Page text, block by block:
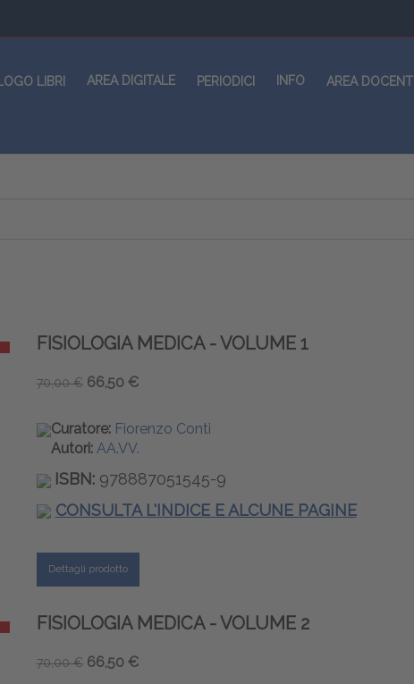
LIBRI AREA DIGITALE PERIODICI INFO AREA DOCENTI
FISIOLOGIA MEDICA - VOLUME 1
70,00 € 66,50 €
Curatore: Fiorenzo Conti
Autori: AA.VV.
ISBN: 978887051545-9
CONSULTA L'INDICE E ALCUNE PAGINE
Dettagli prodotto
FISIOLOGIA MEDICA - VOLUME 2
70,00 € 66,50 €